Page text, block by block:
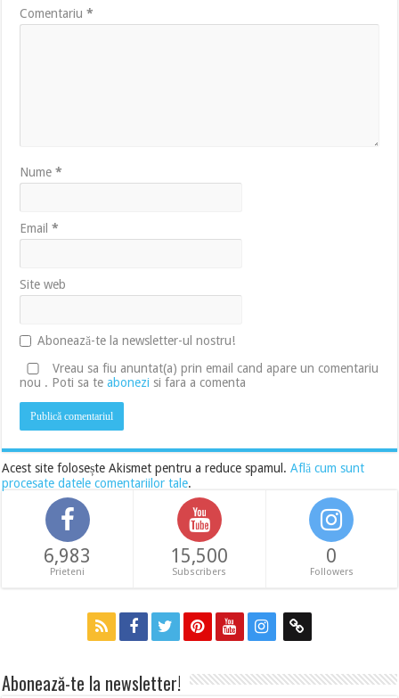
Comentariu*
Nume*
Email*
Site web
Abonează-te la newsletter-ul nostru!
Vreau sa fiu anuntat(a) prin email cand apare un comentariu
nou . Poti sa teabonezi si fara a comenta
Acest site folosește Akismet pentru a reduce spamul.Află cum sunt
procesate datele comentariilor tale.
6,983
Prieteni
15,500
Subscribers
0
Followers
Abonează-te la newsletter!